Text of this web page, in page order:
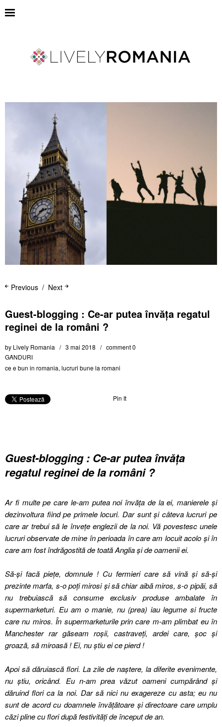
Next
Previous
Guest-blogging : Ce-ar putea învăța regatul
reginei de la români ?
by Lively Romania 3 mai 2018
comment 0
GȂNDURI
ce e bun in romania, lucruri bune la romani
Pin It
Guest-blogging : Ce-ar putea învăța
regatul reginei de la români ?
Ar fi multe pe care le-am putea noi învăța de la ei, manierele și
dezinvoltura fiind pe primele locuri. Dar sunt și câteva lucruri pe
care ar trebui să le învețe englezii de la noi. Vă povestesc unele
lucruri observate de mine în perioada în care am locuit acolo și în
care am fost îndrăgostită de toată Anglia și de oamenii ei.
Să-și facă piețe, domnule ! Cu fermieri care să vină și să-și
prezinte marfa, s-o poți mirosi și să chiar aibă miros, s-o pipăi, să
nu trebuiască să consume exclusiv produse ambalate în
supermarketuri. Eu am o manie, nu (prea) iau legume si fructe
care nu miros. În supermarketurile prin care m-am plimbat eu în
Manchester rar găseam roșii, castraveți, ardei care, șoc și
groază, să miroasă ! Ei, nu știu ei ce pierd !
Apoi să dăruiască flori. La zile de naștere, la diferite evenimente,
nu știu, oricând. Eu n-am prea văzut oameni cumpărând și
dăruind flori ca la noi. Dar să nici nu exagereze cu asta; eu nu
sunt de acord cu doamnele învățătoare și directoare care umplu
căzi pline cu flori după festivități de început de an.